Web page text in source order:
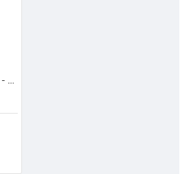
Camel Door Stopper - Penahan Pintu Magnetic